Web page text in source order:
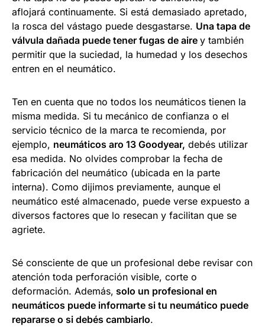
aflojará continuamente. Si está demasiado apretado,
la rosca del vástago puede desgastarse. Una tapa de
válvula dañada puede tener fugas de aire y también
permitir que la suciedad, la humedad y los desechos
entren en el neumático.
Ten en cuenta que no todos los neumáticos tienen la
misma medida. Si tu mecánico de confianza o el
servicio técnico de la marca te recomienda, por
ejemplo, neumáticos aro 13 Goodyear, debés utilizar
esa medida. No olvides comprobar la fecha de
fabricación del neumático (ubicada en la parte
interna). Como dijimos previamente, aunque el
neumático esté almacenado, puede verse expuesto a
diversos factores que lo resecan y facilitan que se
agriete.
Sé consciente de que un profesional debe revisar con
atención toda perforación visible, corte o
deformación. Además, solo un profesional en
neumáticos puede informarte si tu neumático puede
repararse o si debés cambiarlo.